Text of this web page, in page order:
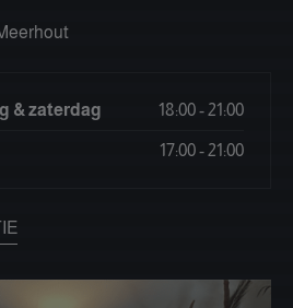
& zaterdag 18:00 - 21:00
17:00 - 21:00